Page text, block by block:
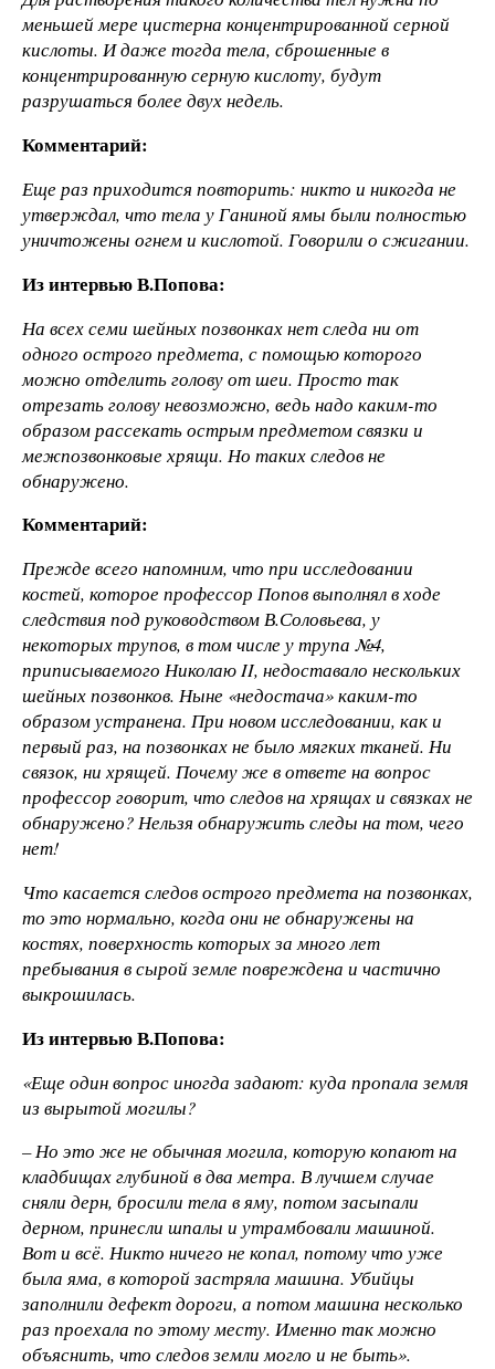
меньшей мере цистерна концентрированной серной
кислоты. И даже тогда тела, сброшенные в
концентрированную серную кислоту, будут
разрушаться более двух недель.
Комментарий:
Еще раз приходится повторить: никто и никогда не
утверждал, что тела у Ганиной ямы были полностью
уничтожены огнем и кислотой. Говорили о сжигании.
Из интервью В.Попова:
На всех семи шейных позвонках нет следа ни от
одного острого предмета, с помощью которого
можно отделить голову от шеи. Просто так
отрезать голову невозможно, ведь надо каким-то
образом рассекать острым предметом связки и
межпозвонковые хрящи. Но таких следов не
обнаружено.
Комментарий:
Прежде всего напомним, что при исследовании
костей, которое профессор Попов выполнял в ходе
следствия под руководством В.Соловьева, у
некоторых трупов, в том числе у трупа №4,
приписываемого Николаю II, недоставало нескольких
шейных позвонков. Ныне «недостача» каким-то
образом устранена. При новом исследовании, как и
первый раз, на позвонках не было мягких тканей. Ни
связок, ни хрящей. Почему же в ответе на вопрос
профессор говорит, что следов на хрящах и связках не
обнаружено? Нельзя обнаружить следы на том, чего
нет!
Что касается следов острого предмета на позвонках,
то это нормально, когда они не обнаружены на
костях, поверхность которых за много лет
пребывания в сырой земле повреждена и частично
выкрошилась.
Из интервью В.Попова:
«Еще один вопрос иногда задают: куда пропала земля
из вырытой могилы?
– Но это же не обычная могила, которую копают на
кладбищах глубиной в два метра. В лучшем случае
сняли дерн, бросили тела в яму, потом засыпали
дерном, принесли шпалы и утрамбовали машиной.
Вот и всё. Никто ничего не копал, потому что уже
была яма, в которой застряла машина. Убийцы
заполнили дефект дороги, а потом машина несколько
раз проехала по этому месту. Именно так можно
объяснить, что следов земли могло и не быть».